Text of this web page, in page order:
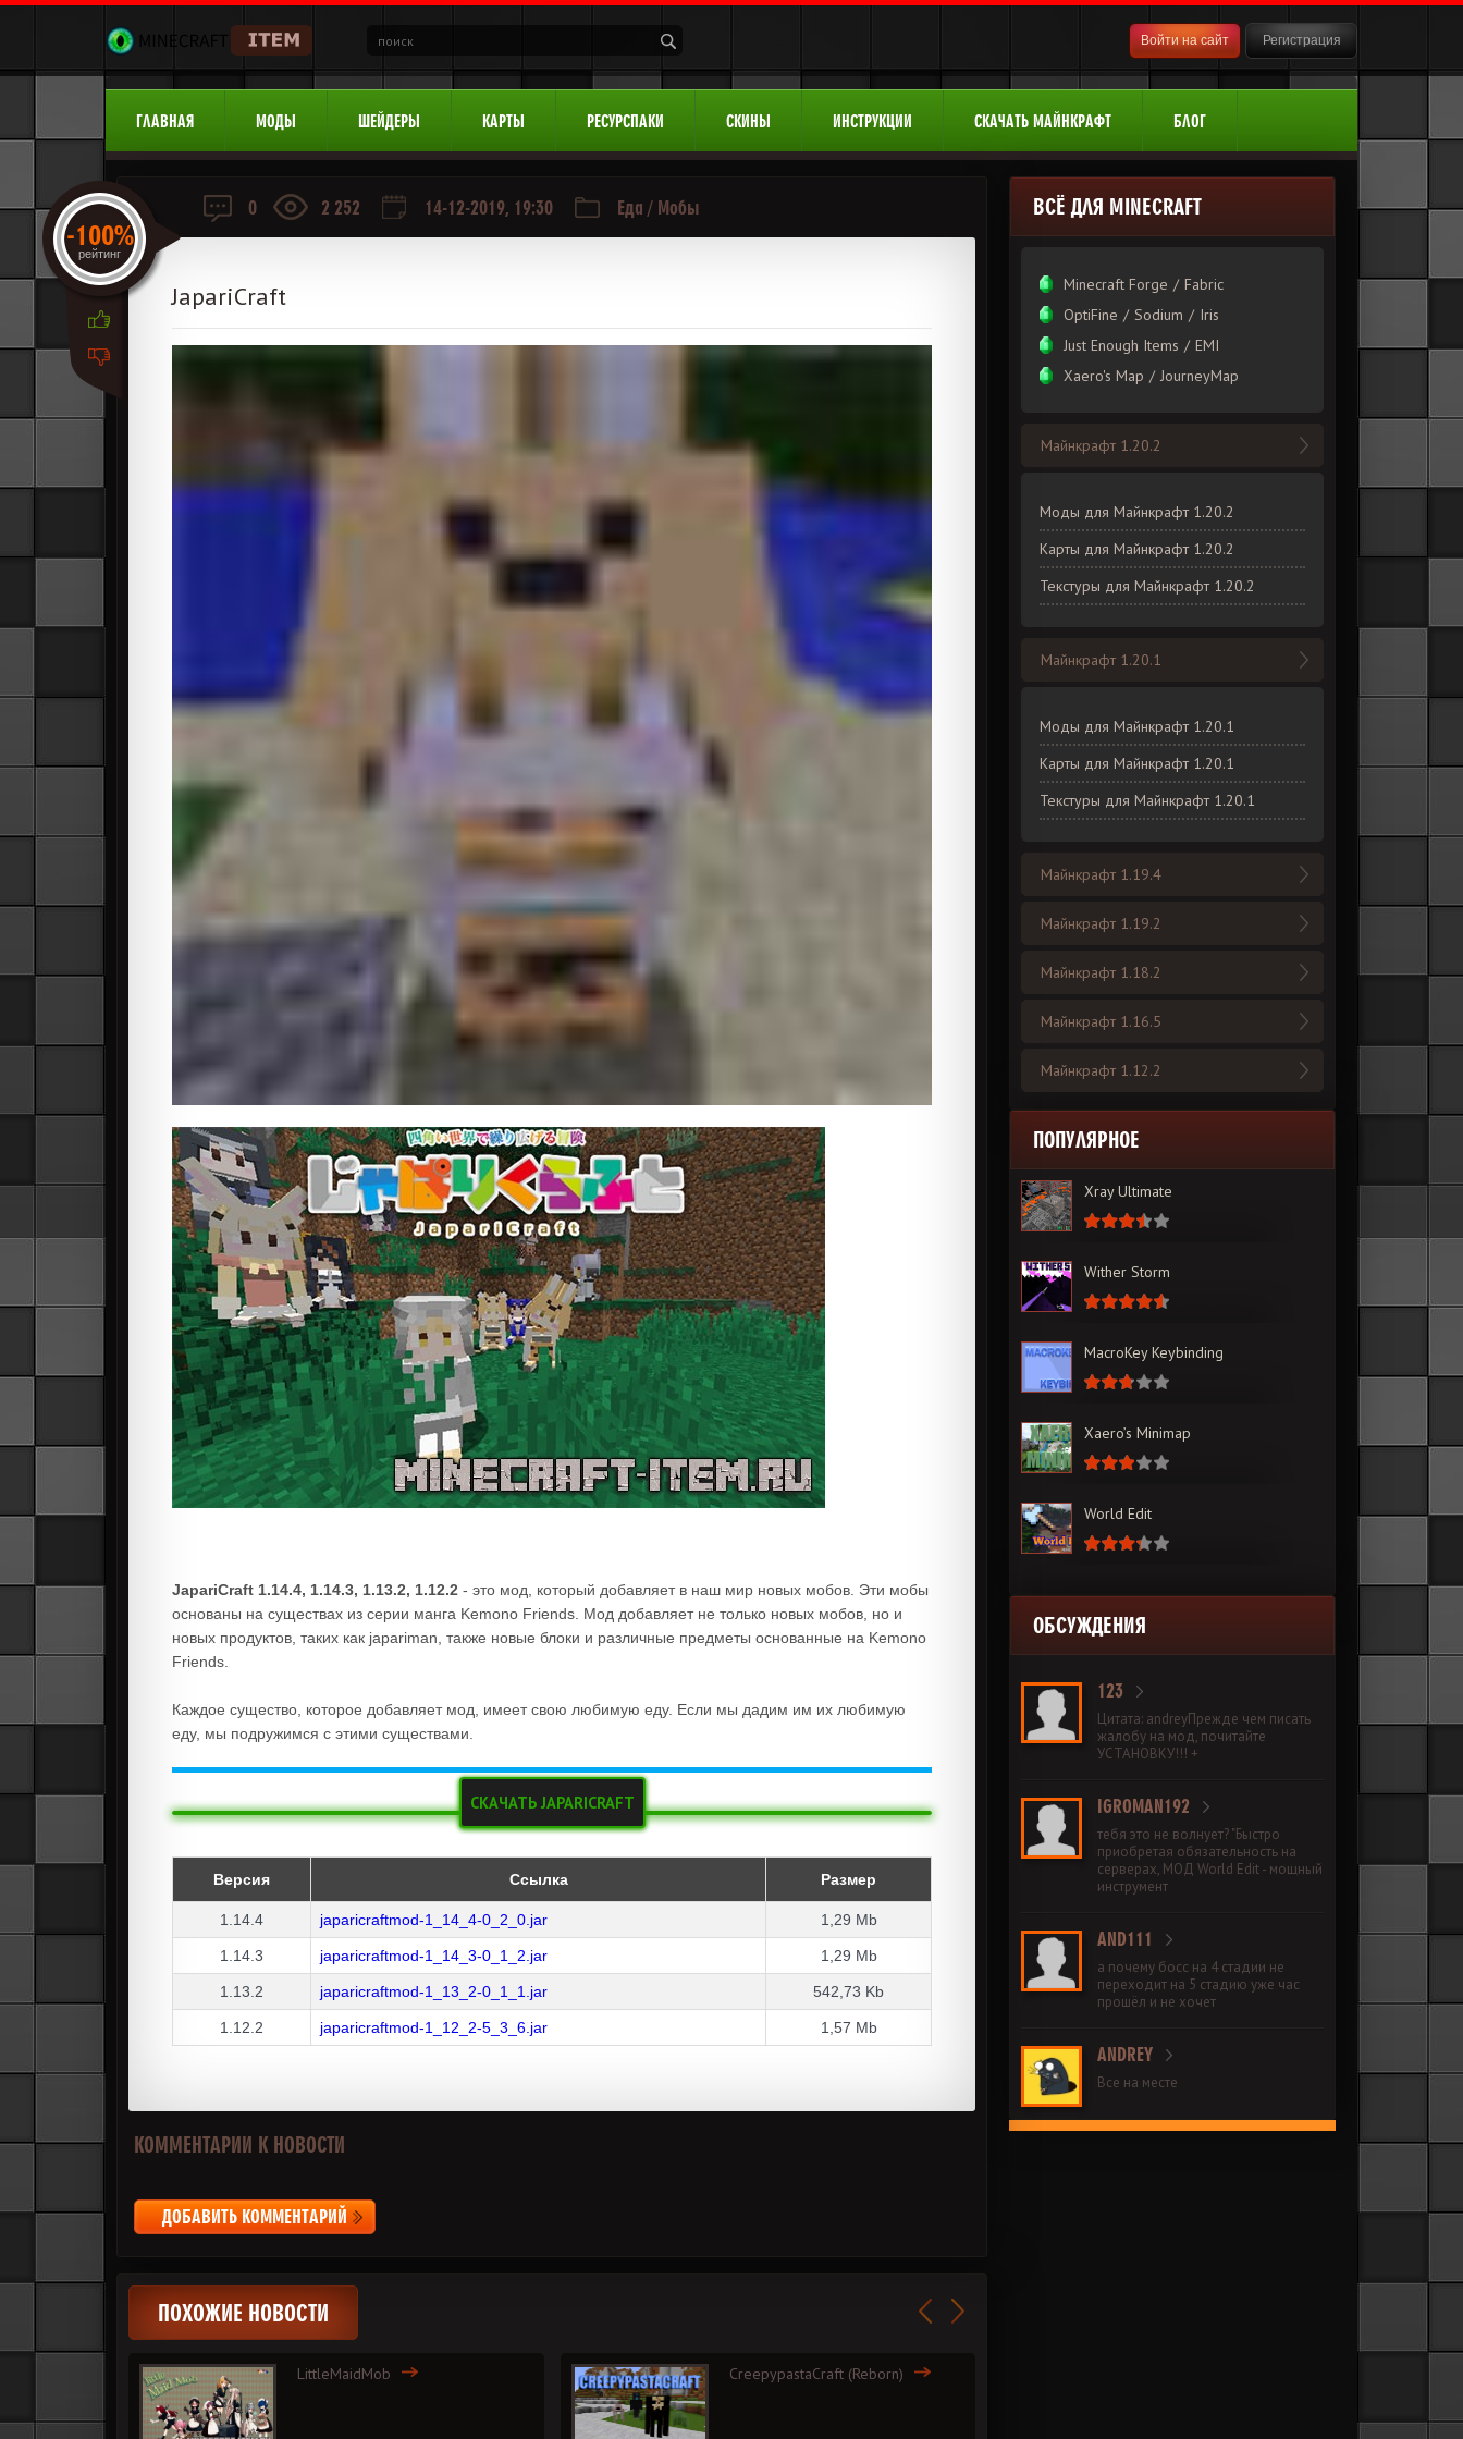
Войти на сайт Регистрация
ГЛАВНАЯ МОДЫ ШЕЙДЕРЫ КАРТЫ РЕСУРСПАКИ СКИНЫ ИНСТРУКЦИИ СКАЧАТЬ МАЙНКРАФТ БЛОГ
0 2 252 14-12-2019, 19:30 Еда / Мобы
JapariCraft
JapariCraft 1.14.4, 1.14.3, 1.13.2, 1.12.2 - это мод, который добавляет в наш мир новых мобов. Эти мобы
основаны на существах из серии манга Kemono Friends. Мод добавляет не только новых мобов, но и
новых продуктов, таких как japariman, также новые блоки и различные предметы основанные на Kemono
Friends.
Каждое существо, которое добавляет мод, имеет свою любимую еду. Если мы дадим им их любимую
еду, мы подружимся с этими существами.
СКАЧАТЬ JAPARICRAFT
Версия Ссылка Размер
1.14.4 japaricraftmod-1_14_4-0_2_0.jar 1,29 Mb
1.14.3 japaricraftmod-1_14_3-0_1_2.jar 1,29 Mb
1.13.2 japaricraftmod-1_13_2-0_1_1.jar 542,73 Kb
1.12.2 japaricraftmod-1_12_2-5_3_6.jar 1,57 Mb
-100%
рейтинг
КОММЕНТАРИИ К НОВОСТИ
ДОБАВИТЬ КОММЕНТАРИЙ
ПОХОЖИЕ НОВОСТИ
LittleMaidMob CreepypastaCraft (Reborn)
ВСЁ ДЛЯ MINECRAFT
Minecraft Forge / Fabric
OptiFine / Sodium / Iris
Just Enough Items / EMI
Xаero's Mаp / JourneyMap
Майнкрафт 1.20.2
Моды для Майнкрафт 1.20.2
Карты для Майнкрафт 1.20.2
Текстуры для Майнкрафт 1.20.2
Майнкрафт 1.20.1
Моды для Майнкрафт 1.20.1
Карты для Майнкрафт 1.20.1
Текстуры для Майнкрафт 1.20.1
Майнкрафт 1.19.4
Майнкрафт 1.19.2
Майнкрафт 1.18.2
Майнкрафт 1.16.5
Майнкрафт 1.12.2
ПОПУЛЯРНОЕ
Xray Ultimate
Wither Storm
MacroKey Keybinding
Xaero’s Minimap
World Edit
ОБСУЖДЕНИЯ
123
Цитата: andreyПрежде чем писать
жалобу на мод, почитайте
УСТАНОВКУ!!! +
IGROMAN192
тебя это не волнует? "Быстро
приобретая обязательность на
серверах, МОД World Edit - мощный
инструмент
AND111
а почему босс на 4 стадии не
переходит на 5 стадию уже час
прошёл и не хочет
ANDREY
Все на месте